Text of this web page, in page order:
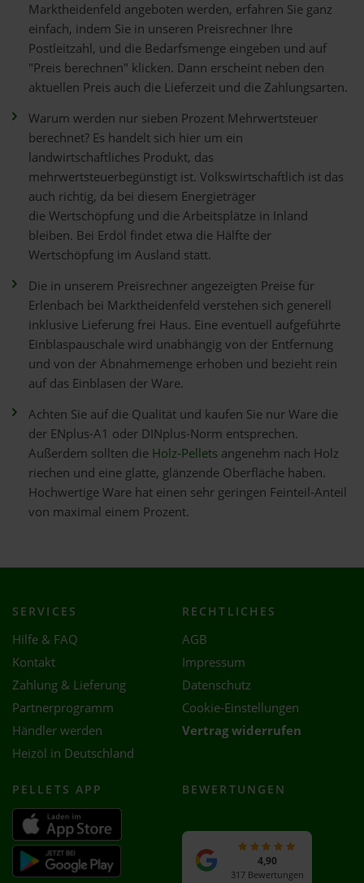
Marktheidenfeld angeboten werden, erfahren Sie ganz
einfach, indem Sie in unseren Preisrechner Ihre
Postleitzahl, und die Bedarfsmenge eingeben und auf
"Preis berechnen" klicken. Dann erscheint neben den
aktuellen Preis auch die Lieferzeit und die Zahlungsarten.
Warum werden nur sieben Prozent Mehrwertsteuer
berechnet? Es handelt sich hier um ein
landwirtschaftliches Produkt, das
mehrwertsteuerbegünstigt ist. Volkswirtschaftlich ist das
auch richtig, da bei diesem Energieträger
die Wertschöpfung und die Arbeitsplätze in Inland
bleiben. Bei Erdöl findet etwa die Hälfte der
Wertschöpfung im Ausland statt.
Die in unserem Preisrechner angezeigten Preise für
Erlenbach bei Marktheidenfeld verstehen sich generell
inklusive Lieferung frei Haus. Eine eventuell aufgeführte
Einblaspauschale wird unabhängig von der Entfernung
und von der Abnahmemenge erhoben und bezieht rein
auf das Einblasen der Ware.
Achten Sie auf die Qualität und kaufen Sie nur Ware die
der ENplus-A1 oder DINplus-Norm entsprechen.
Außerdem sollten die Holz-Pellets angenehm nach Holz
riechen und eine glatte, glänzende Oberfläche haben.
Hochwertige Ware hat einen sehr geringen Feinteil-Anteil
von maximal einem Prozent.
SERVICES
Hilfe & FAQ
Kontakt
Zahlung & Lieferung
Partnerprogramm
Händler werden
Heizöl in Deutschland
RECHTLICHES
AGB
Impressum
Datenschutz
Cookie-Einstellungen
Vertrag widerrufen
PELLETS APP BEWERTUNGEN
4,90
317 Bewertungen